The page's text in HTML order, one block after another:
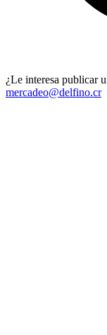
¿Le interesa publicar
mercadeo@delfino.cr